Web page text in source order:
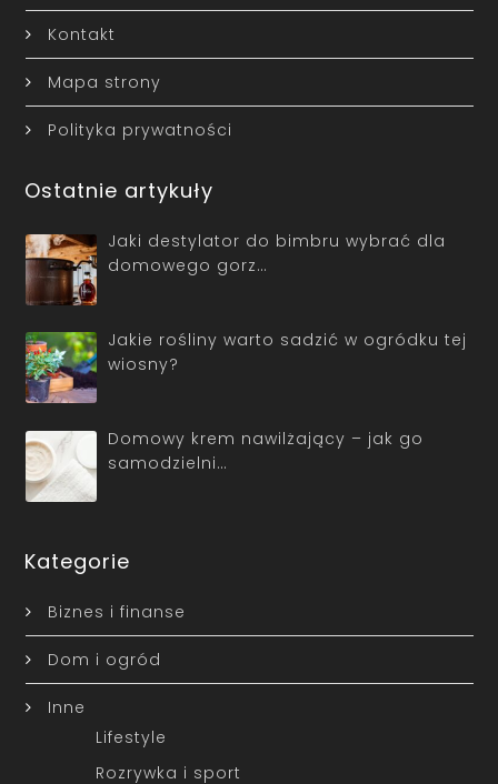
Kontakt
Mapa strony
Polityka prywatności
Ostatnie artykuły
Jaki destylator do bimbru wybrać dla
domowego gorz…
Jakie rośliny warto sadzić w ogródku tej
wiosny?
Domowy krem nawilżający – jak go
samodzielni…
Kategorie
Biznes i finanse
Dom i ogród
Inne
Lifestyle
Rozrywka i sport